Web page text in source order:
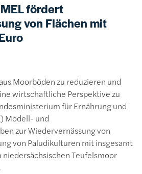
fördert
von Flächen mit
Moorböden zu reduzieren und
wirtschaftliche Perspektive zu
für Ernährung und
Modell- und
zur Wiedervernässung von
von Paludikulturen mit insgesamt
Teufelsmoor